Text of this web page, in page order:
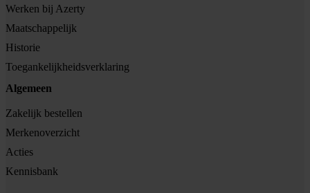
Werken bij Azerty
Maatschappelijk
Historie
Toegankelijkheidsverklaring
Algemeen
Zakelijk bestellen
Merkenoverzicht
Acties
Kennisbank